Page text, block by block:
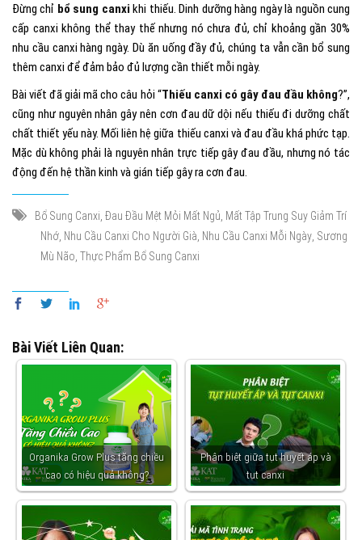
Đừng chỉ bổ sung canxi khi thiếu. Dinh dưỡng hàng ngày là nguồn cung
cấp canxi không thể thay thế nhưng nó chưa đủ, chỉ khoảng gần 30%
nhu cầu canxi hàng ngày. Dù ăn uống đầy đủ, chúng ta vẫn cần bổ sung
thêm canxi để đảm bảo đủ lượng cần thiết mỗi ngày.
Bài viết đã giải mã cho câu hỏi “Thiếu canxi có gây đau đầu không?”,
cũng như nguyên nhân gây nên cơn đau dữ dội nếu thiếu đi dưỡng chất
chất thiết yếu này. Mối liên hệ giữa thiếu canxi và đau đầu khá phức tạp.
Mặc dù không phải là nguyên nhân trực tiếp gây đau đầu, nhưng nó tác
động đến hệ thần kinh và gián tiếp gây ra cơn đau.
Bổ Sung Canxi, Đau Đầu Mệt Mỏi Mất Ngủ, Mất Tập Trung Suy Giảm Trí
Nhớ, Nhu Cầu Canxi Cho Người Già, Nhu Cầu Canxi Mỗi Ngày, Sương
Mù Não, Thực Phẩm Bổ Sung Canxi
Bài Viết Liên Quan:
Organika Grow Plus tăng chiều
cao có hiệu quả không?
Phân biệt giữa tụt huyết áp và
tụt canxi